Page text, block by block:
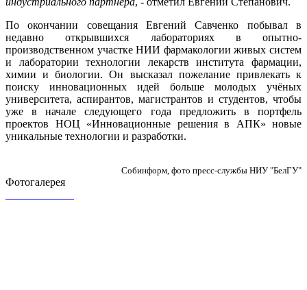
По окончании совещания Евгений Савченко побывал в
недавно открывшихся лабораториях в опытно-
производственном участке НИИ фармакологии живых систем
и лаборатории технологии лекарств института фармации,
химии и биологии. Он высказал пожелание привлекать к
поиску инновационных идей больше молодых учёных
университета, аспирантов, магистрантов и студентов, чтобы
уже в начале следующего года предложить в портфель
проектов НОЦ «Инновационные решения в АПК» новые
уникальные технологии и разработки.
Собинформ, фото пресс-службы НИУ "БелГУ"
Фотогалерея